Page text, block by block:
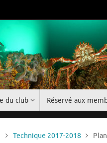
du club Réservé aux
Technique 2017-2018